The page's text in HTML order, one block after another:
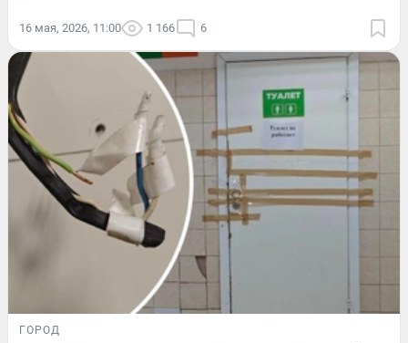
16 мая, 2026, 11:00 1 166 6
ГОРОД